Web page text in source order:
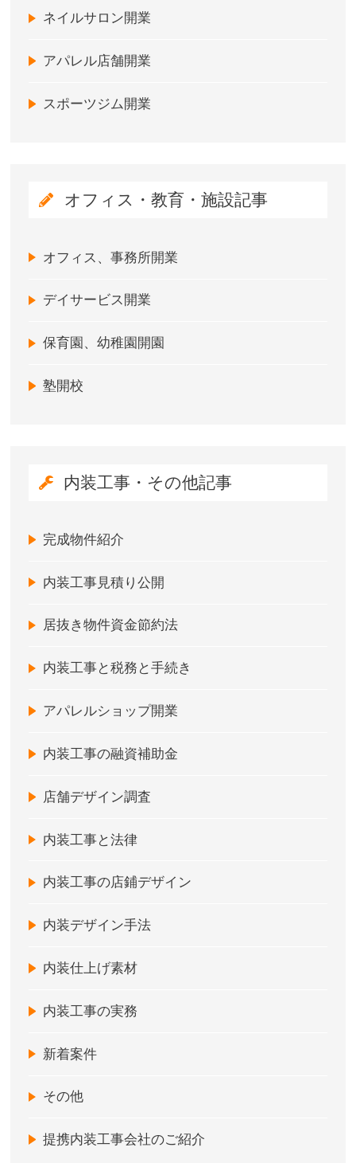
ネイルサロン開業
アパレル店舗開業
スポーツジム開業
オフィス・教育・施設記事
オフィス、事務所開業
デイサービス開業
保育園、幼稚園開園
塾開校
内装工事・その他記事
完成物件紹介
内装工事見積り公開
居抜き物件資金節約法
内装工事と税務と手続き
アパレルショップ開業
内装工事の融資補助金
店舗デザイン調査
内装工事と法律
内装工事の店鋪デザイン
内装デザイン手法
内装仕上げ素材
内装工事の実務
新着案件
その他
提携内装工事会社のご紹介